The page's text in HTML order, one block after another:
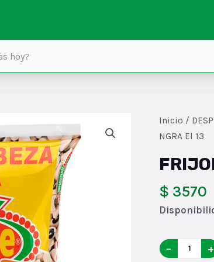
Inicio /
NGRA El 13
$ 3570
FRIJOL
− +